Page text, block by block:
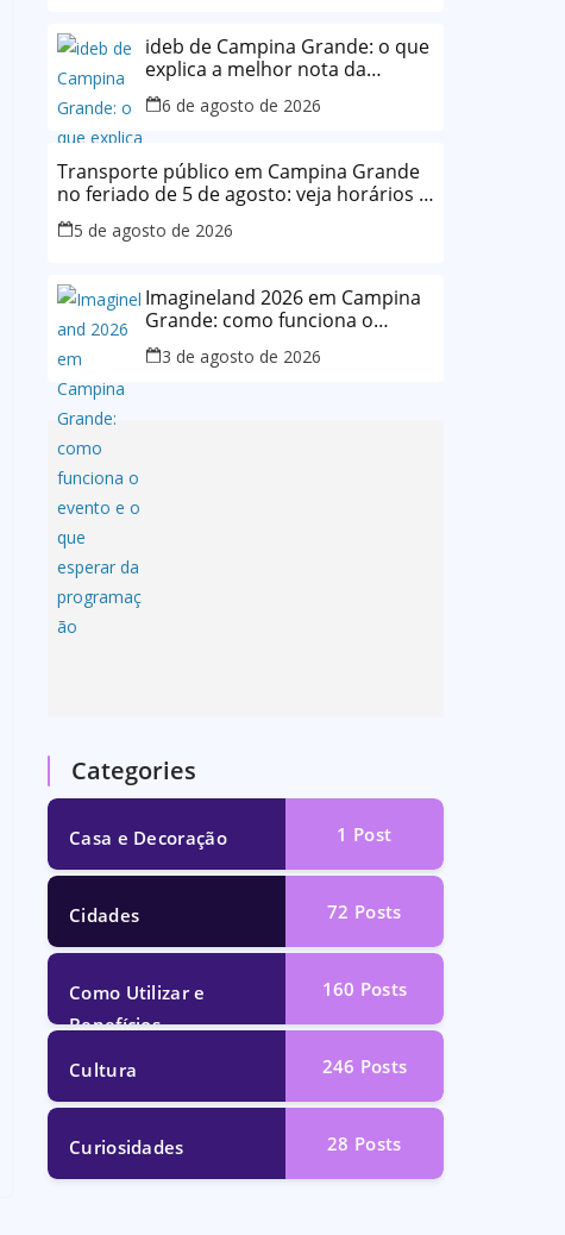
ideb de Campina Grande: o que
explica a melhor nota da
história da rede municipal
6 de agosto de 2026
Transporte público em Campina Grande
no feriado de 5 de agosto: veja horários e
o que muda
5 de agosto de 2026
Imagineland 2026 em Campina
Grande: como funciona o
evento e o que esperar da
programação
3 de agosto de 2026
Categories
Casa e Decoração 1 Post
Cidades 72 Posts
Como Utilizar e
Benefícios
160 Posts
Cultura 246 Posts
Curiosidades 28 Posts